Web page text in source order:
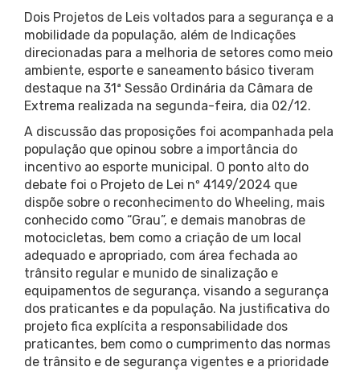
Dois Projetos de Leis voltados para a segurança e a
mobilidade da população, além de Indicações
direcionadas para a melhoria de setores como meio
ambiente, esporte e saneamento básico tiveram
destaque na 31ª Sessão Ordinária da Câmara de
Extrema realizada na segunda-feira, dia 02/12.
A discussão das proposições foi acompanhada pela
população que opinou sobre a importância do
incentivo ao esporte municipal. O ponto alto do
debate foi o Projeto de Lei nº 4149/2024 que
dispõe sobre o reconhecimento do Wheeling, mais
conhecido como “Grau”, e demais manobras de
motocicletas, bem como a criação de um local
adequado e apropriado, com área fechada ao
trânsito regular e munido de sinalização e
equipamentos de segurança, visando a segurança
dos praticantes e da população. Na justificativa do
projeto fica explícita a responsabilidade dos
praticantes, bem como o cumprimento das normas
de trânsito e de segurança vigentes e a prioridade